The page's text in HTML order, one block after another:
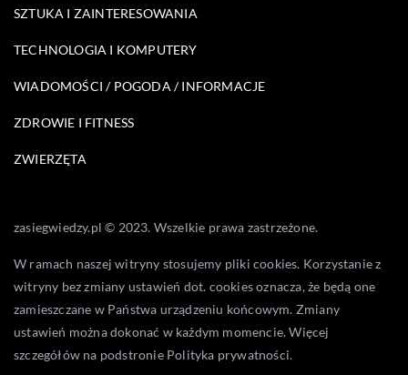
SZTUKA I ZAINTERESOWANIA
TECHNOLOGIA I KOMPUTERY
WIADOMOŚCI / POGODA / INFORMACJE
ZDROWIE I FITNESS
ZWIERZĘTA
zasiegwiedzy.pl © 2023. Wszelkie prawa zastrzeżone.
W ramach naszej witryny stosujemy pliki cookies. Korzystanie z
witryny bez zmiany ustawień dot. cookies oznacza, że będą one
zamieszczane w Państwa urządzeniu końcowym. Zmiany
ustawień można dokonać w każdym momencie. Więcej
szczegółów na podstronie Polityka prywatności.